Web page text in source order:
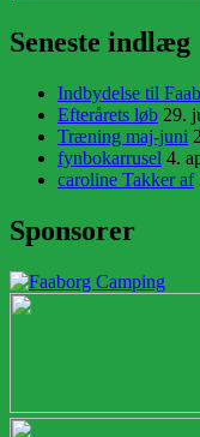
Seneste indlæg
Indbydelse til
Efterårets løb 29.
Træning maj-juni
fynbokarrusel 4.
caroline Takker af
Sponsorer